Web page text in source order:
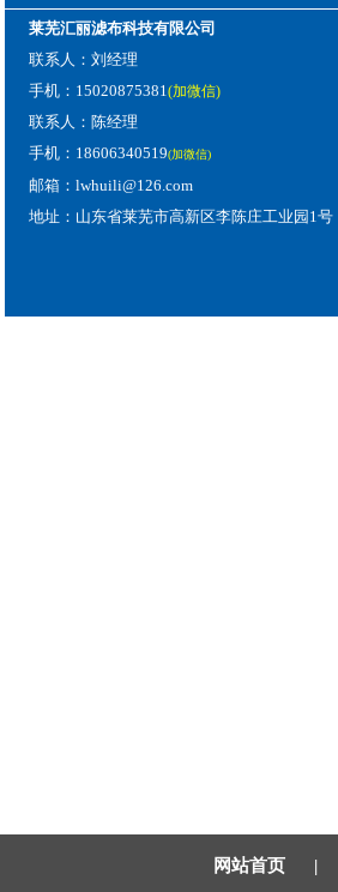
莱芜汇丽滤布科技有限公司
联系人：刘经理
手机：15020875381(加微信)
联系人：陈经理
手机：18606340519(加微信)
邮箱：lwhuili@126.com
地址：山东省莱芜市高新区李陈庄工业园1号
网站首页|